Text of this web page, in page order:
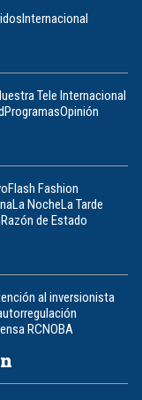
Internacional
Tele Internacional
ProgramasOpinión
Flash Fashion
La NocheLa Tarde
Razón de Estado
al inversionista
RCNOBA